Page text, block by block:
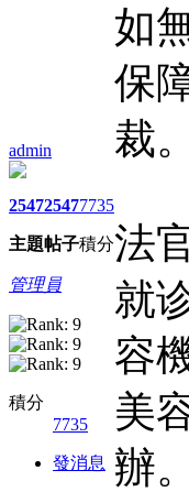
admin
2547
主題
2547
帖子
7735
積分
管理員
積分
7735
發消息
如
保
裁。
法
就
容
美
辦。